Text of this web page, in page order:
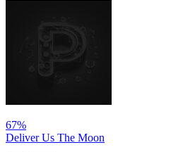
67%
Deliver Us The Moon